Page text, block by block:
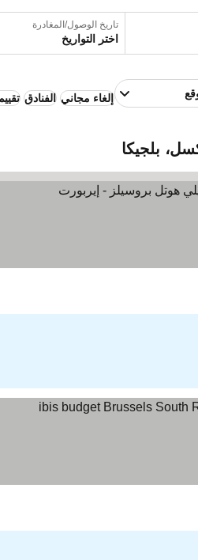
تاريخ الوصول/المغادرة
اختر التواريخ
إلغاء مجاني الفنادق تقييم:
بلجيكا